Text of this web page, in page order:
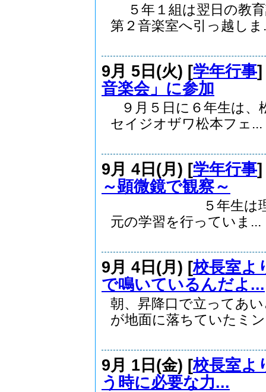
５年１組は翌日の教育
第２音楽室へ引っ越しま
9月 5日(火) [学年行事
音楽会」に参加
９月５日に６年生は、
セイジオザワ松本フェ...
9月 4日(月) [学年行事
～顕微鏡で観察～
５年生は理科の
元の学習を行っていま...
9月 4日(月) [校長室よ
で鳴いているんだよ...
朝、昇降口で立ってあ
が地面に落ちていたミ
9月 1日(金) [校長室よ
う時に必要な力...